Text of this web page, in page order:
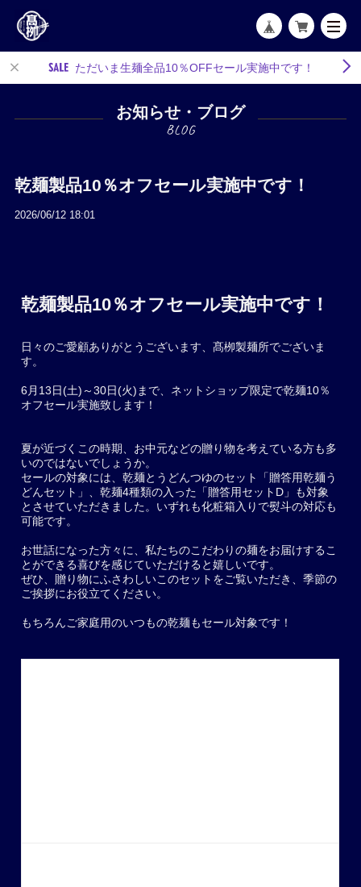
ただいま生麺全品10％OFFセール実施中です！
お知らせ・ブログ
乾麺製品10％オフセール実施中です！
2026/06/12 18:01
乾麺製品10％オフセール実施中です！
日々のご愛顧ありがとうございます、髙栁製麺所でございま
す。
6月13日(土)～30日(火)まで、ネットショップ限定で乾麺10％
オフセール実施致します！
夏が近づくこの時期、お中元などの贈り物を考えている方も多
いのではないでしょうか。
セールの対象には、乾麺とうどんつゆのセット「贈答用乾麺う
どんセット」、乾麺4種類の入った「贈答用セットD」も対象
とさせていただきました。いずれも化粧箱入りで熨斗の対応も
可能です。
お世話になった方々に、私たちのこだわりの麺をお届けするこ
とができる喜びを感じていただけると嬉しいです。
ぜひ、贈り物にふさわしいこのセットをご覧いただき、季節の
ご挨拶にお役立てください。
もちろんご家庭用のいつもの乾麺もセール対象です！